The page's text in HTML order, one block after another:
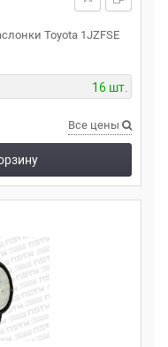
Toyota 1JZFSE
16 шт.
Все цены